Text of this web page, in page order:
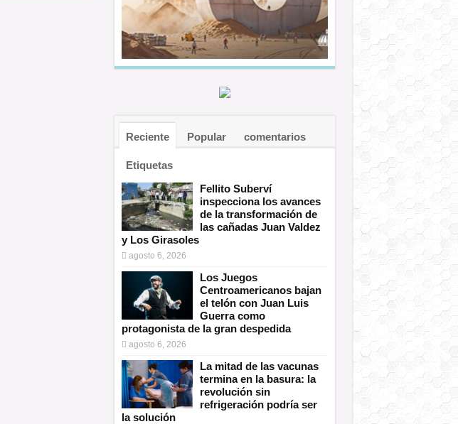
Reciente Popular comentarios
Etiquetas
Fellito Suberví
inspecciona los avances
de la transformación de
las cañadas Juan Valdez
y Los Girasoles
agosto 6, 2026
Los Juegos
Centroamericanos bajan
el telón con Juan Luis
Guerra como
protagonista de la gran despedida
agosto 6, 2026
La mitad de las vacunas
termina en la basura: la
revolución sin
refrigeración podría ser
la solución